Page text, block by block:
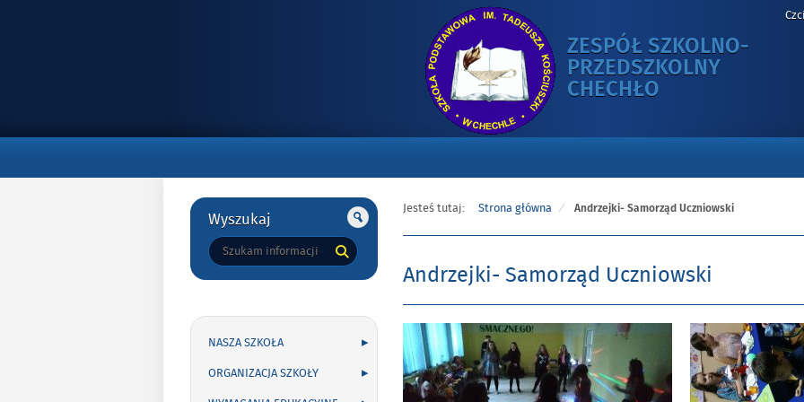
ZESPÓŁ SZKOLNO-
PRZEDSZKOLNY
CHECHŁO
SAMORZĄD
Gorne
Wyszukaj
Tutaj
wpisz
NASZA SZKOŁA
ORGANIZACJA SZKOŁY
Jesteś tutaj: Strona główna Andrzejki- Samorząd Uczniowski
Andrzejki- Samorząd Uczniowski